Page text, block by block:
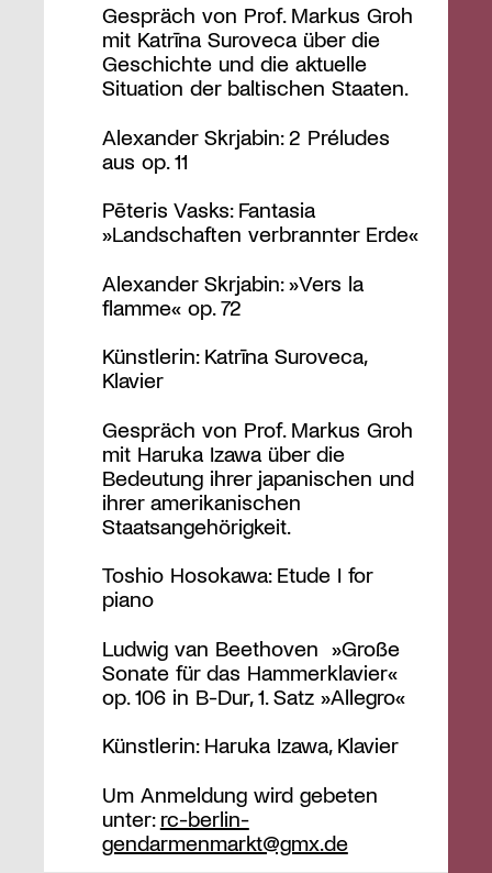
Gespräch von Prof. Markus Groh
mit Katrīna Suroveca über die
Geschichte und die aktuelle
Situation der baltischen Staaten.
Alexander Skrjabin: 2 Préludes
aus op. 11
Pēteris Vasks: Fantasia
»Landschaften verbrannter Erde«
Alexander Skrjabin: »Vers la
flamme« op. 72
Künstlerin: Katrīna Suroveca,
Klavier
Gespräch von Prof. Markus Groh
mit Haruka Izawa über die
Bedeutung ihrer japanischen und
ihrer amerikanischen
Staatsangehörigkeit.
Toshio Hosokawa: Etude I for
piano
Ludwig van Beethoven »Große
Sonate für das Hammerklavier«
op. 106 in B-Dur, 1. Satz »Allegro«
Künstlerin: Haruka Izawa, Klavier
Um Anmeldung wird gebeten
unter: rc-berlin-
gendarmenmarkt@gmx.de